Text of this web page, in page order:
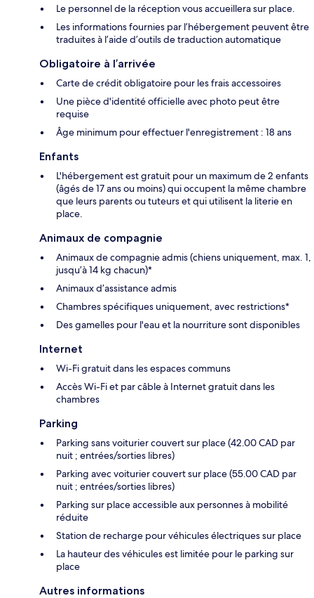
Le personnel de la réception vous accueillera sur place.
Les informations fournies par l’hébergement peuvent être
traduites à l’aide d’outils de traduction automatique
Obligatoire à l’arrivée
Carte de crédit obligatoire pour les frais accessoires
Une pièce d'identité officielle avec photo peut être
requise
Âge minimum pour effectuer l'enregistrement : 18 ans
Enfants
L'hébergement est gratuit pour un maximum de 2 enfants
(âgés de 17 ans ou moins) qui occupent la même chambre
que leurs parents ou tuteurs et qui utilisent la literie en
place.
Animaux de compagnie
Animaux de compagnie admis (chiens uniquement, max. 1,
jusqu’à 14 kg chacun)*
Animaux d’assistance admis
Chambres spécifiques uniquement, avec restrictions*
Des gamelles pour l'eau et la nourriture sont disponibles
Internet
Wi-Fi gratuit dans les espaces communs
Accès Wi-Fi et par câble à Internet gratuit dans les
chambres
Parking
Parking sans voiturier couvert sur place (42.00 CAD par
nuit ; entrées/sorties libres)
Parking avec voiturier couvert sur place (55.00 CAD par
nuit ; entrées/sorties libres)
Parking sur place accessible aux personnes à mobilité
réduite
Station de recharge pour véhicules électriques sur place
La hauteur des véhicules est limitée pour le parking sur
place
Autres informations